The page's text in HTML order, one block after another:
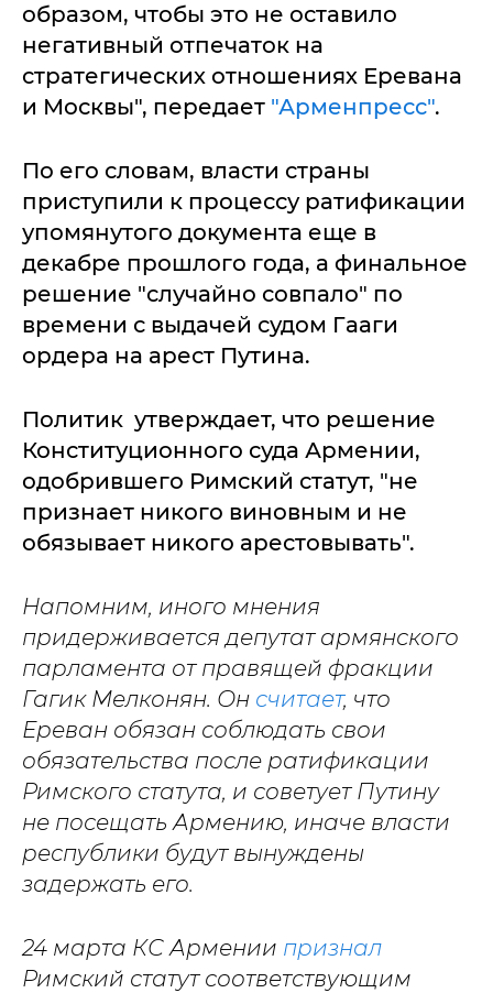
образом, чтобы это не оставило
негативный отпечаток на
стратегических отношениях Еревана
и Москвы", передает "Арменпресс".
По его словам, власти страны
приступили к процессу ратификации
упомянутого документа еще в
декабре прошлого года, а финальное
решение "случайно совпало" по
времени с выдачей судом Гааги
ордера на арест Путина.
Политик утверждает, что решение
Конституционного суда Армении,
одобрившего Римский статут, "не
признает никого виновным и не
обязывает никого арестовывать".
Напомним, иного мнения
придерживается депутат армянского
парламента от правящей фракции
Гагик Мелконян. Он считает, что
Ереван обязан соблюдать свои
обязательства после ратификации
Римского статута, и советует Путину
не посещать Армению, иначе власти
республики будут вынуждены
задержать его.
24 марта КС Армении признал
Римский статут соответствующим